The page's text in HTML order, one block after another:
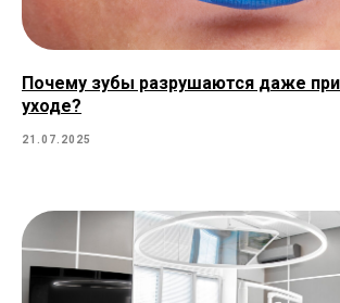
Почему зубы разрушаются даже
уходе?
21.07.2025